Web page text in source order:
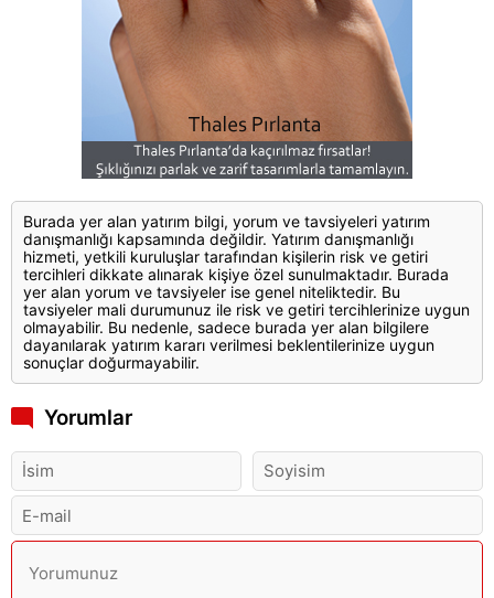
Burada yer alan yatırım bilgi, yorum ve tavsiyeleri yatırım
danışmanlığı kapsamında değildir. Yatırım danışmanlığı
hizmeti, yetkili kuruluşlar tarafından kişilerin risk ve getiri
tercihleri dikkate alınarak kişiye özel sunulmaktadır. Burada
yer alan yorum ve tavsiyeler ise genel niteliktedir. Bu
tavsiyeler mali durumunuz ile risk ve getiri tercihlerinize uygun
olmayabilir. Bu nedenle, sadece burada yer alan bilgilere
dayanılarak yatırım kararı verilmesi beklentilerinize uygun
sonuçlar doğurmayabilir.
Yorumlar